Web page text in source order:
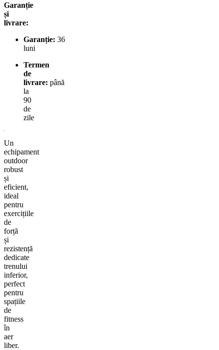
Garanție
și
livrare:
Garanție: 36
luni
Termen
de
livrare: până
la
90
de
zile
Un
echipament
outdoor
robust
și
eficient,
ideal
pentru
exercițiile
de
forță
și
rezistență
dedicate
trenului
inferior,
perfect
pentru
spațiile
de
fitness
în
aer
liber.